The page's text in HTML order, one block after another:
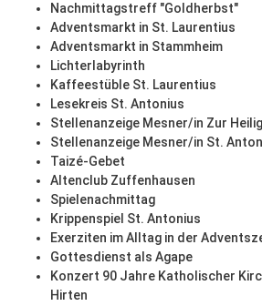
Nachmittagstreff "Goldherbst"
Adventsmarkt in St. Laurentius
Adventsmarkt in Stammheim
Lichterlabyrinth
Kaffeestüble St. Laurentius
Lesekreis St. Antonius
Stellenanzeige Mesner/in Zur
Stellenanzeige Mesner/in St.
Taizé-Gebet
Altenclub Zuffenhausen
Spielenachmittag
Krippenspiel St. Antonius
Exerziten im Alltag in der
Gottesdienst als Agape
Konzert 90 Jahre Katholischer
Hirten